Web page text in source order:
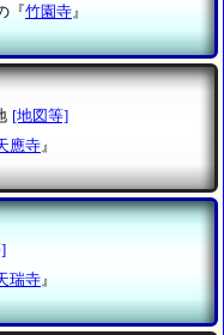
『竹園寺 』
[地図等]
應寺』
瑞寺』